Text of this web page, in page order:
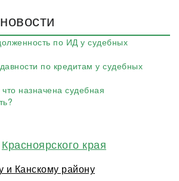
по ИД у судебных
по кредитам у судебных
что назначена судебная
Красноярского края
и Канскому району